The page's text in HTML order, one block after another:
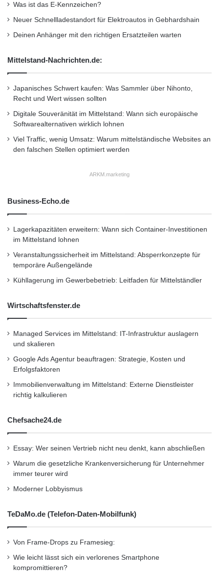
e bereits das zweite Modell mit dem
fortschrittlichen Antriebskonzept zu den
weitergehen könnte, hat gerade die Studie
Automobilsalon gezeigt.
Das Plug-In Hybride System baut dabei auf
dem Parallelhybrid-Modulbaukasten des
systemspezifische Merkmal ist die zusätzliche
einerseits den Verbrennungsmotor bei rein
elektrischer Fahrt und bietet andererseits die
Möglichkeit, über den Verbrennungsmotor mit
der Performance einer nassen Anfahrkupplung
„Intelligent Drive“ heute und morgen
Mercedes-Benz dank „Intelligent Drive“ viele
gefährliche Situationen im Straßenverkehr
erkennen und situationsgerecht darauf
reagieren. So ist beispielsweise der
COLLISION PREVENTION ASSIST von der A-
bis zur S-Klasse serienmäßig an Bord. Dieses
radargestützte Assistenzsystem warnt den
Fahrer bei Kollisionsgefahr. Und der
ASSIST PLUS, der über alle Baureihen hinweg
erkannter Kollisionsgefahr trotz Warnleuchte
Was ist das E-Kennzeichen?
Neuer Schnellladestandort für Elektroautos in Gebhardshain
Deinen Anhänger mit den richtigen Ersatzteilen warten
Mittelstand-Nachrichten.de:
Japanisches Schwert kaufen: Was Sammler über Nihonto,
Recht und Wert wissen sollten
Digitale Souveränität im Mittelstand: Wann sich europäische
Softwarealternativen wirklich lohnen
Viel Traffic, wenig Umsatz: Warum mittelständische Websites an
den falschen Stellen optimiert werden
ARKM.marketing
Business-Echo.de
Lagerkapazitäten erweitern: Wann sich Container-Investitionen
im Mittelstand lohnen
Veranstaltungssicherheit im Mittelstand: Absperrkonzepte für
temporäre Außengelände
Kühllagerung im Gewerbebetrieb: Leitfaden für Mittelständler
Wirtschaftsfenster.de
Managed Services im Mittelstand: IT-Infrastruktur auslagern
und skalieren
Google Ads Agentur beauftragen: Strategie, Kosten und
Erfolgsfaktoren
Immobilienverwaltung im Mittelstand: Externe Dienstleister
richtig kalkulieren
Chefsache24.de
Essay: Wer seinen Vertrieb nicht neu denkt, kann abschließen
Warum die gesetzliche Krankenversicherung für Unternehmer
immer teurer wird
Moderner Lobbyismus
TeDaMo.de (Telefon-Daten-Mobilfunk)
Von Frame-Drops zu Framesieg:
Wie leicht lässt sich ein verlorenes Smartphone
kompromittieren?